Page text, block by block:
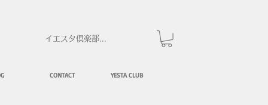
イエスタ倶楽部にログイン
CONTACT YESTA CLUB